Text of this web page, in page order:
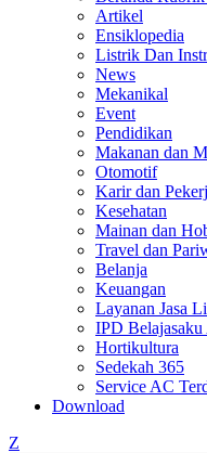
Artikel
Ensiklopedia
Listrik Dan
News
Mekanikal
Event
Pendidikan
Makanan dan
Otomotif
Karir dan
Kesehatan
Mainan dan
Travel dan
Belanja
Keuangan
Layanan Jasa
IPD Belajasaku
Hortikultura
Sedekah 365
Service AC
Download
Z